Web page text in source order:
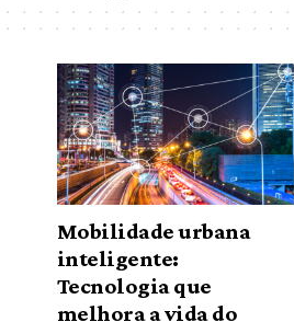
Mobilidade urbana
inteligente:
Tecnologia que
melhora a vida do